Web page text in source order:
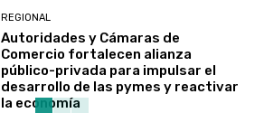
REGIONAL
Autoridades y Cámaras de
Comercio fortalecen alianza
público-privada para impulsar el
desarrollo de las pymes y reactivar
la economía